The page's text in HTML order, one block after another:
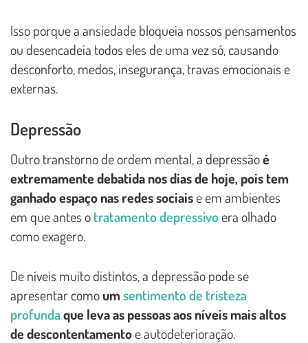
Isso porque a ansiedade bloqueia nossos pensamentos
ou desencadeia todos eles de uma vez só, causando
desconforto, medos, insegurança, travas emocionais e
externas.
Depressão
Outro transtorno de ordem mental, a depressãoé
extremamente debatida nos dias de hoje, pois tem
ganhado espaço nas redes sociaise em ambientes
em que antes otratamento depressivo era olhado
como exagero.
De níveis muito distintos, a depressão pode se
apresentar comoumsentimento de tristeza
profundaque leva as pessoas aos níveis mais altos
de descontentamentoe autodeterioração.